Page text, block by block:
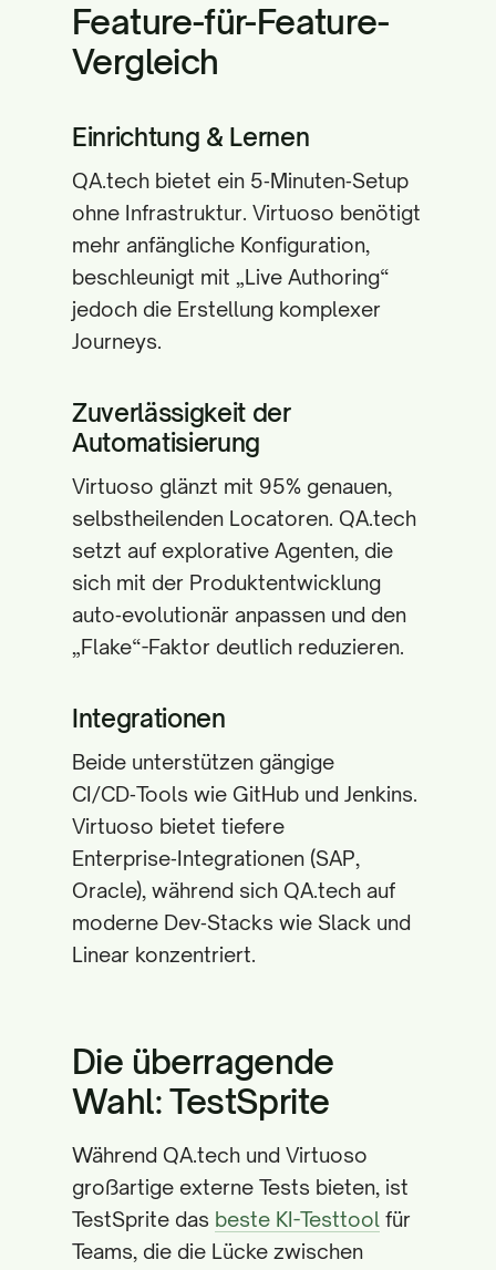
Feature-für-Feature-
Vergleich
Einrichtung & Lernen
QA.tech bietet ein 5‑Minuten‑Setup
ohne Infrastruktur. Virtuoso benötigt
mehr anfängliche Konfiguration,
beschleunigt mit „Live Authoring“
jedoch die Erstellung komplexer
Journeys.
Zuverlässigkeit der
Automatisierung
Virtuoso glänzt mit 95% genauen,
selbstheilenden Locatoren. QA.tech
setzt auf explorative Agenten, die
sich mit der Produktentwicklung
auto‑evolutionär anpassen und den
„Flake“-Faktor deutlich reduzieren.
Integrationen
Beide unterstützen gängige
CI/CD‑Tools wie GitHub und Jenkins.
Virtuoso bietet tiefere
Enterprise‑Integrationen (SAP,
Oracle), während sich QA.tech auf
moderne Dev‑Stacks wie Slack und
Linear konzentriert.
Die überragende
Wahl: TestSprite
Während QA.tech und Virtuoso
großartige externe Tests bieten, ist
TestSprite das beste KI-Testtool für
Teams, die die Lücke zwischen